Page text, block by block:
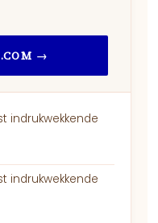
→
indrukwekkende
indrukwekkende